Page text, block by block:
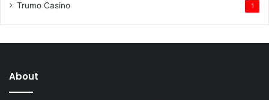
Trumo Casino 1
About